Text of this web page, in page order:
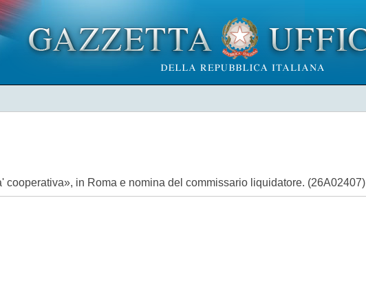
in Roma e nomina del commissario liquidatore. (26A02407)